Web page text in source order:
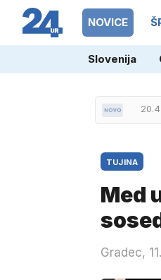
NOVICE
Slovenija
TUJINA
Med
Gradec,